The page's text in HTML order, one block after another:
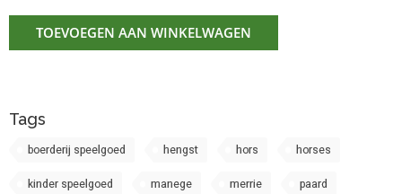
TOEVOEGEN AAN WINKELWAGEN
Tags
boerderij speelgoed hengst hors horses
kinder speelgoed manege merrie paard